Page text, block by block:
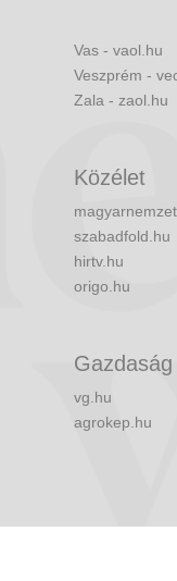
Vas - vaol.hu
Veszprém -
Zala - zaol.hu
Közélet
szabadfold.hu
hirtv.hu
origo.hu
Gazdaság
vg.hu
agrokep.hu